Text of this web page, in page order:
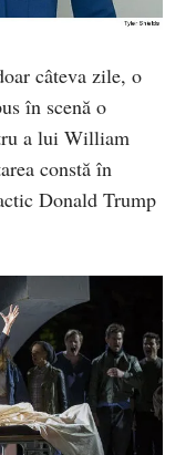
câteva zile, o
în scenă o
a lui William
constă în
Donald Trump